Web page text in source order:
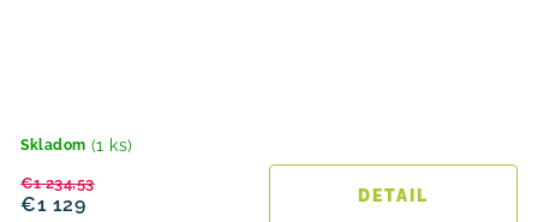
Skladom (1 ks)
€1 129
€1 234,53
DETAIL